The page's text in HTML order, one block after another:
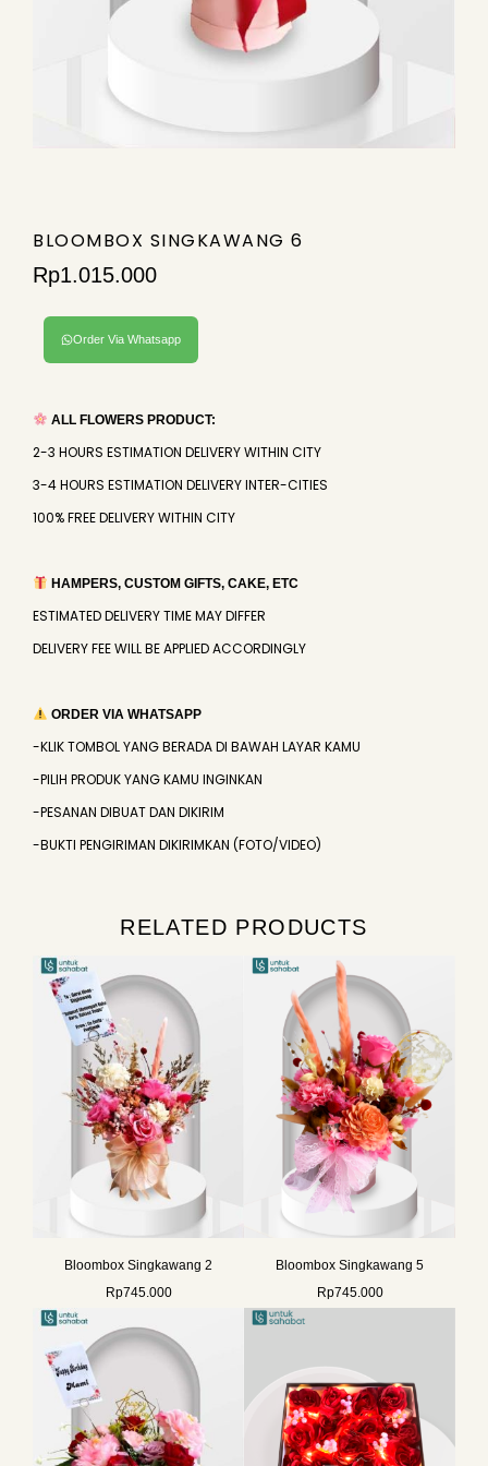
BLOOMBOX SINGKAWANG 6
Rp1.015.000
Order Via Whatsapp
ALL FLOWERS PRODUCT:
2-3 HOURS ESTIMATION DELIVERY WITHIN CITY
3-4 HOURS ESTIMATION DELIVERY INTER-CITIES
100% FREE DELIVERY WITHIN CITY
HAMPERS, CUSTOM GIFTS, CAKE, ETC
ESTIMATED DELIVERY TIME MAY DIFFER
DELIVERY FEE WILL BE APPLIED ACCORDINGLY
ORDER VIA WHATSAPP
-KLIK TOMBOL YANG BERADA DI BAWAH LAYAR KAMU
-PILIH PRODUK YANG KAMU INGINKAN
-PESANAN DIBUAT DAN DIKIRIM
-BUKTI PENGIRIMAN DIKIRIMKAN (FOTO/VIDEO)
RELATED PRODUCTS
Bloombox Singkawang 2
Rp745.000
Bloombox Singkawang 5
Rp745.000